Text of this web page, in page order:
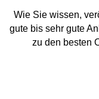
Wie Sie wissen,
gute bis sehr gute
zu den besten